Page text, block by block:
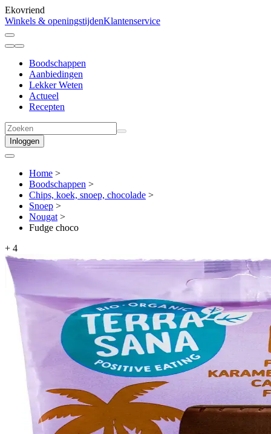
Ekovriend
Winkels & openingstijdenKlantenservice
Boodschappen
Aanbiedingen
Lekker Weten
Actueel
Recepten
Inloggen
Home >
Boodschappen >
Chips, koek, snoep, chocolade >
Snoep >
Nougat >
Fudge choco
+ 4